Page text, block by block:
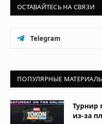
ОСТАВАЙТЕСЬ НА СВЯЗИ
Telegram
ПОПУЛЯРНЫЕ
Турнир
из-за